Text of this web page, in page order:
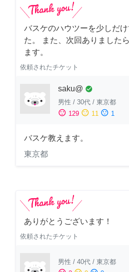
バスケのハウツーを少しだ
た。 また、次回ありました
ます。
依頼されたチケット
saku@ check_circle
男性 / 30代 / 東京都
sentiment_satisfied 129 sentiment_neutral 11 sentiment_dissatisfied 1
バスケ教えます。
東京都
ありがとうございます！
依頼されたチケット
男性 / 40代 / 東京都